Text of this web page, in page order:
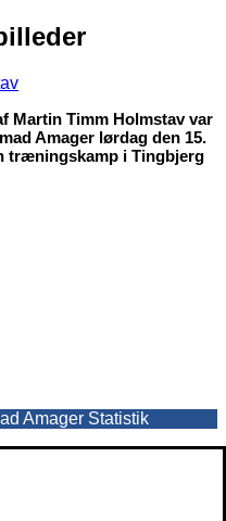
Martin Timm Holmstav var
Amager lørdag den 15.
træningskamp i Tingbjerg
Amager Statistik